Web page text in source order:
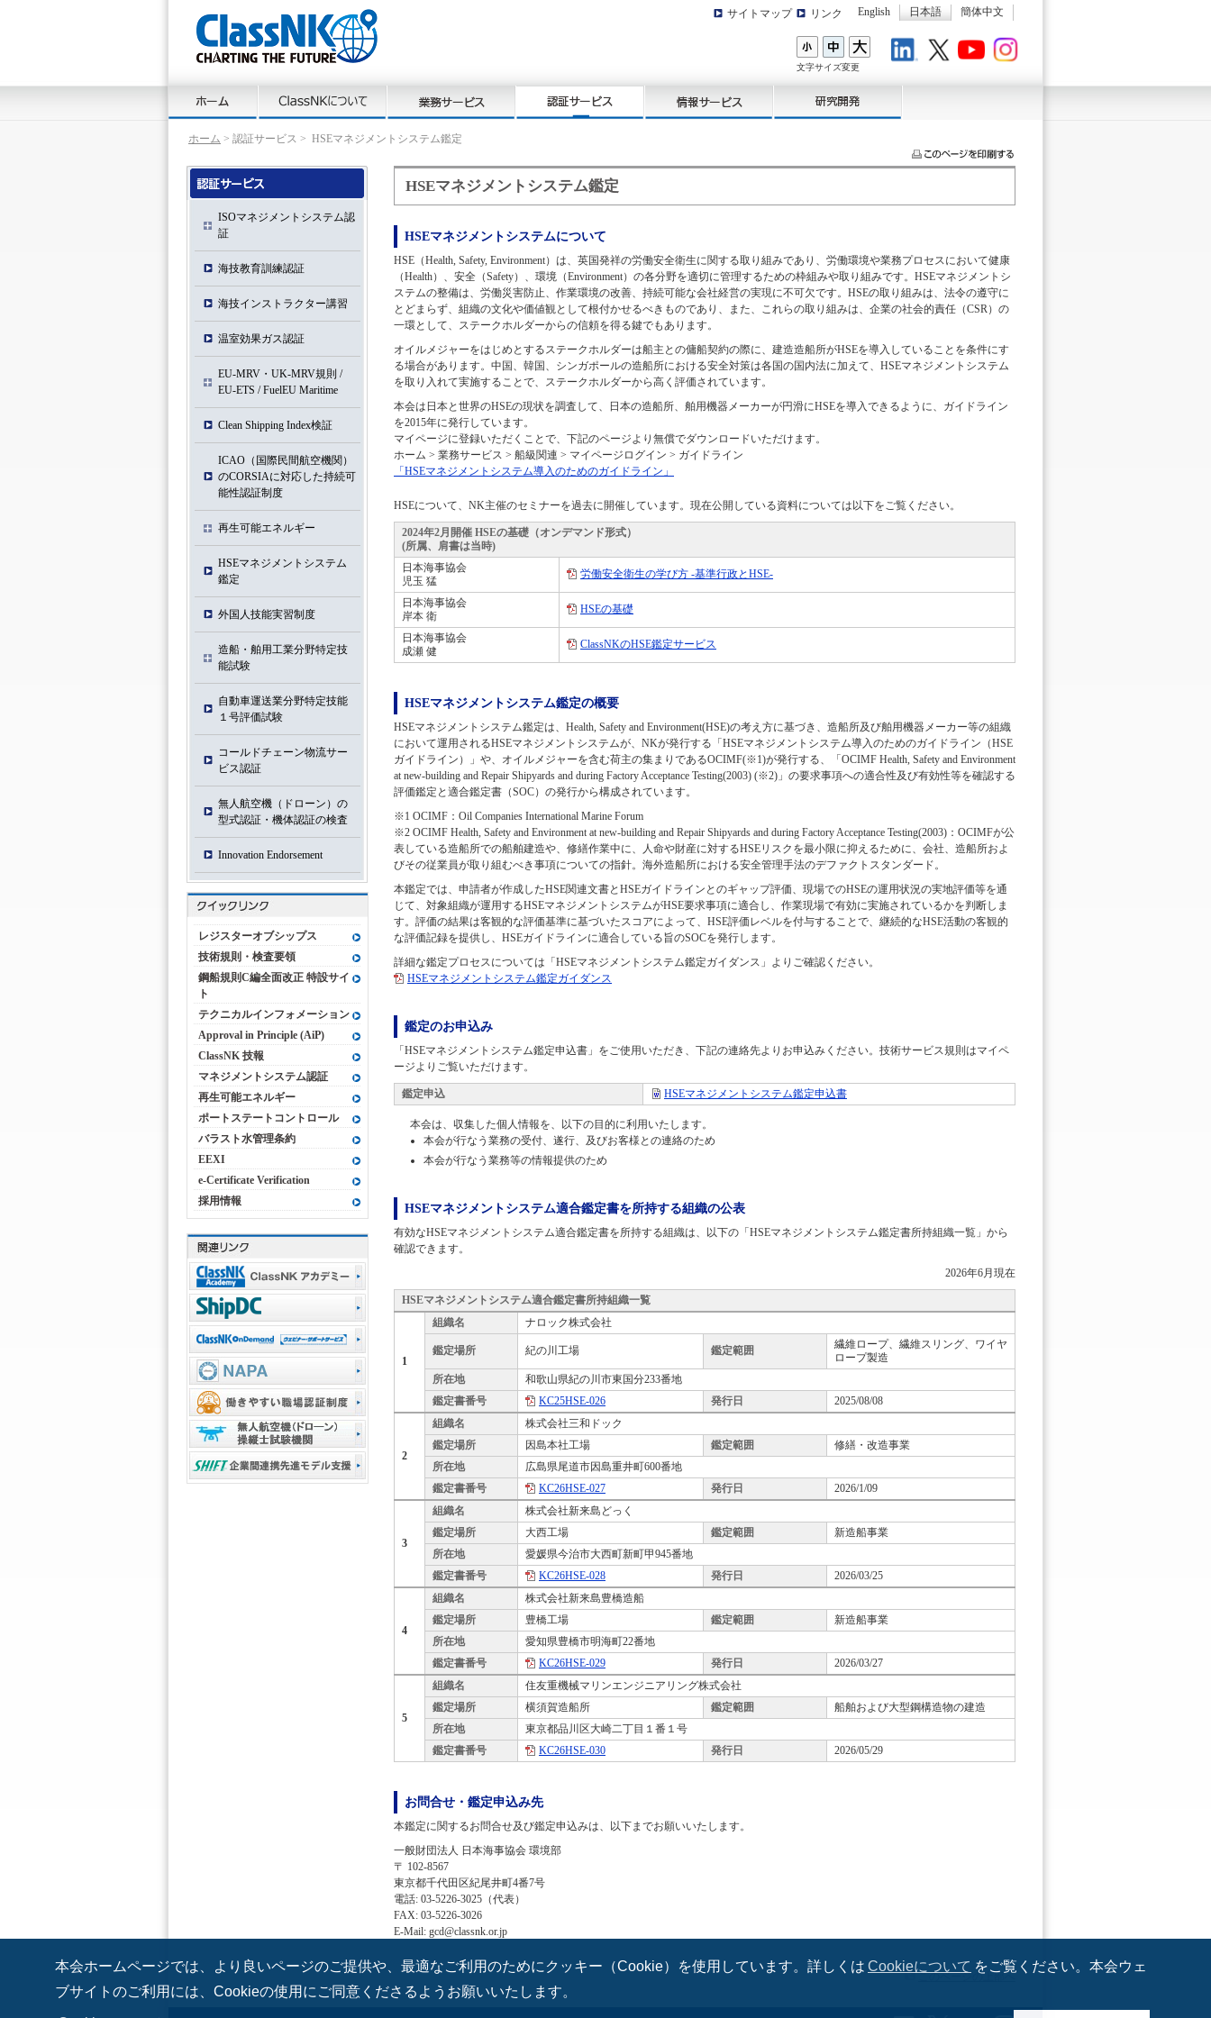
本会ホームページでは、より良いページのご提供や、最適なご利用のためにクッキー（Cookie）を使用しています。詳しくは Cookieについて をご覧ください。本会ウェ
ブサイトのご利用には、Cookieの使用にご同意くださるようお願いいたします。
English 日本語 簡体中文
サイトマップ リンク
LinkedIn X Youtube Instagram
文字サイズ変更
ホーム > 認証サービス > HSEマネジメントシステム鑑定
HSEマネジメントシステム鑑定
HSEマネジメントシステムについて
HSE（Health, Safety, Environment）は、英国発祥の労働安全衛生に関する取り組みであり、労働環境や業務プロセスにおいて健康
（Health）、安全（Safety）、環境（Environment）の各分野を適切に管理するための枠組みや取り組みです。HSEマネジメントシ
ステムの整備は、労働災害防止、作業環境の改善、持続可能な会社経営の実現に不可欠です。HSEの取り組みは、法令の遵守に
とどまらず、組織の文化や価値観として根付かせるべきものであり、また、これらの取り組みは、企業の社会的責任（CSR）の
一環として、ステークホルダーからの信頼を得る鍵でもあります。
オイルメジャーをはじめとするステークホルダーは船主との傭船契約の際に、建造造船所がHSEを導入していることを条件にす
る場合があります。中国、韓国、シンガポールの造船所における安全対策は各国の国内法に加えて、HSEマネジメントシステム
を取り入れて実施することで、ステークホルダーから高く評価されています。
本会は日本と世界のHSEの現状を調査して、日本の造船所、舶用機器メーカーが円滑にHSEを導入できるように、ガイドライン
を2015年に発行しています。
マイページに登録いただくことで、下記のページより無償でダウンロードいただけます。
ホーム > 業務サービス > 船級関連 > マイページログイン > ガイドライン
「HSEマネジメントシステム導入のためのガイドライン」
HSEについて、NK主催のセミナーを過去に開催しています。現在公開している資料については以下をご覧ください。
2024年2月開催 HSEの基礎（オンデマンド形式）
(所属、肩書は当時)
日本海事協会
児玉 猛
労働安全衛生の学び方 -基準行政とHSE-
日本海事協会
岸本 衛
HSEの基礎
日本海事協会
成瀬 健
ClassNKのHSE鑑定サービス
HSEマネジメントシステム鑑定の概要
HSEマネジメントシステム鑑定は、Health, Safety and Environment(HSE)の考え方に基づき、造船所及び舶用機器メーカー等の組織
において運用されるHSEマネジメントシステムが、NKが発行する「HSEマネジメントシステム導入のためのガイドライン（HSE
ガイドライン）」や、オイルメジャーを含む荷主の集まりであるOCIMF(※1)が発行する、「OCIMF Health, Safety and Environment
at new-building and Repair Shipyards and during Factory Acceptance Testing(2003) (※2)」の要求事項への適合性及び有効性等を確認する
評価鑑定と適合鑑定書（SOC）の発行から構成されています。
※1 OCIMF：Oil Companies International Marine Forum
※2 OCIMF Health, Safety and Environment at new-building and Repair Shipyards and during Factory Acceptance Testing(2003)：OCIMFが公
表している造船所での船舶建造や、修繕作業中に、人命や財産に対するHSEリスクを最小限に抑えるために、会社、造船所およ
びその従業員が取り組むべき事項についての指針。海外造船所における安全管理手法のデファクトスタンダード。
本鑑定では、申請者が作成したHSE関連文書とHSEガイドラインとのギャップ評価、現場でのHSEの運用状況の実地評価等を通
じて、対象組織が運用するHSEマネジメントシステムがHSE要求事項に適合し、作業現場で有効に実施されているかを判断しま
す。評価の結果は客観的な評価基準に基づいたスコアによって、HSE評価レベルを付与することで、継続的なHSE活動の客観的
な評価記録を提供し、HSEガイドラインに適合している旨のSOCを発行します。
詳細な鑑定プロセスについては「HSEマネジメントシステム鑑定ガイダンス」よりご確認ください。
HSEマネジメントシステム鑑定ガイダンス
鑑定のお申込み
「HSEマネジメントシステム鑑定申込書」をご使用いただき、下記の連絡先よりお申込みください。技術サービス規則はマイペ
ージよりご覧いただけます。
鑑定申込 HSEマネジメントシステム鑑定申込書
本会は、収集した個人情報を、以下の目的に利用いたします。
本会が行なう業務の受付、遂行、及びお客様との連絡のため
本会が行なう業務等の情報提供のため
HSEマネジメントシステム適合鑑定書を所持する組織の公表
有効なHSEマネジメントシステム適合鑑定書を所持する組織は、以下の「HSEマネジメントシステム鑑定書所持組織一覧」から
確認できます。
2026年6月現在
HSEマネジメントシステム適合鑑定書所持組織一覧
1
組織名 ナロック株式会社
鑑定場所 紀の川工場 鑑定範囲
繊維ロープ、繊維スリング、ワイヤ
ロープ製造
所在地
和歌山県紀の川市東国分233番地
鑑定書番号
KC25HSE-026 発行日 2025/08/08
2
組織名
株式会社三和ドック
鑑定場所
因島本社工場 鑑定範囲
修繕・改造事業
所在地
広島県尾道市因島重井町600番地
鑑定書番号
KC26HSE-027 発行日 2026/1/09
3
組織名
株式会社新来島どっく
鑑定場所
大西工場 鑑定範囲
新造船事業
所在地
愛媛県今治市大西町新町甲945番地
鑑定書番号
KC26HSE-028 発行日 2026/03/25
4
組織名
株式会社新来島豊橋造船
鑑定場所
豊橋工場 鑑定範囲
新造船事業
所在地
愛知県豊橋市明海町22番地
鑑定書番号
KC26HSE-029 発行日 2026/03/27
5
組織名
住友重機械マリンエンジニアリング株式会社
鑑定場所
横須賀造船所 鑑定範囲
船舶および大型鋼構造物の建造
所在地
東京都品川区大崎二丁目１番１号
鑑定書番号
KC26HSE-030 発行日 2026/05/29
お問合せ・鑑定申込み先
本鑑定に関するお問合せ及び鑑定申込みは、以下までお願いいたします。
一般財団法人 日本海事協会 環境部
〒 102-8567
東京都千代田区紀尾井町4番7号
電話: 03-5226-3025（代表）
FAX: 03-5226-3026
E-Mail: gcd@classnk.or.jp
このページの上部へ
ISOマネジメントシステム認
証
海技教育訓練認証
海技インストラクター講習
温室効果ガス認証
EU-MRV・UK-MRV規則 /
EU-ETS / FuelEU Maritime
Clean Shipping Index検証
ICAO（国際⺠間航空機関）
のCORSIAに対応した持続可
能性認証制度
再生可能エネルギー
HSEマネジメントシステム
鑑定
外国人技能実習制度
造船・舶用工業分野特定技
能試験
自動車運送業分野特定技能
１号評価試験
コールドチェーン物流サー
ビス認証
無人航空機（ドローン）の
型式認証・機体認証の検査
Innovation Endorsement
レジスターオブシップス
技術規則・検査要領
鋼船規則C編全面改正 特設サイ
ト
テクニカルインフォメーション
Approval in Principle (AiP)
ClassNK 技報
マネジメントシステム認証
再生可能エネルギー
ポートステートコントロール
バラスト水管理条約
EEXI
e-Certificate Verification
採用情報